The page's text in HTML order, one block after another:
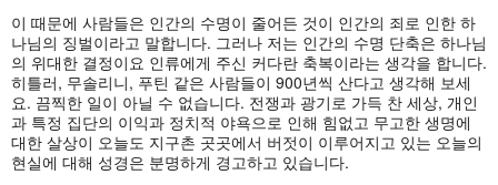
이 때문에 사람들은 인간의 수명이 줄어든 것이 인간의 죄로 인한 하
나님의 징벌이라고 말합니다. 그러나 저는 인간의 수명 단축은 하나님
의 위대한 결정이요 인류에게 주신 커다란 축복이라는 생각을 합니다.
히틀러, 무솔리니, 푸틴 같은 사람들이 900년씩 산다고 생각해 보세
요. 끔찍한 일이 아닐 수 없습니다. 전쟁과 광기로 가득 찬 세상, 개인
과 특정 집단의 이익과 정치적 야욕으로 인해 힘없고 무고한 생명에
대한 살상이 오늘도 지구촌 곳곳에서 버젓이 이루어지고 있는 오늘의
현실에 대해 성경은 분명하게 경고하고 있습니다.